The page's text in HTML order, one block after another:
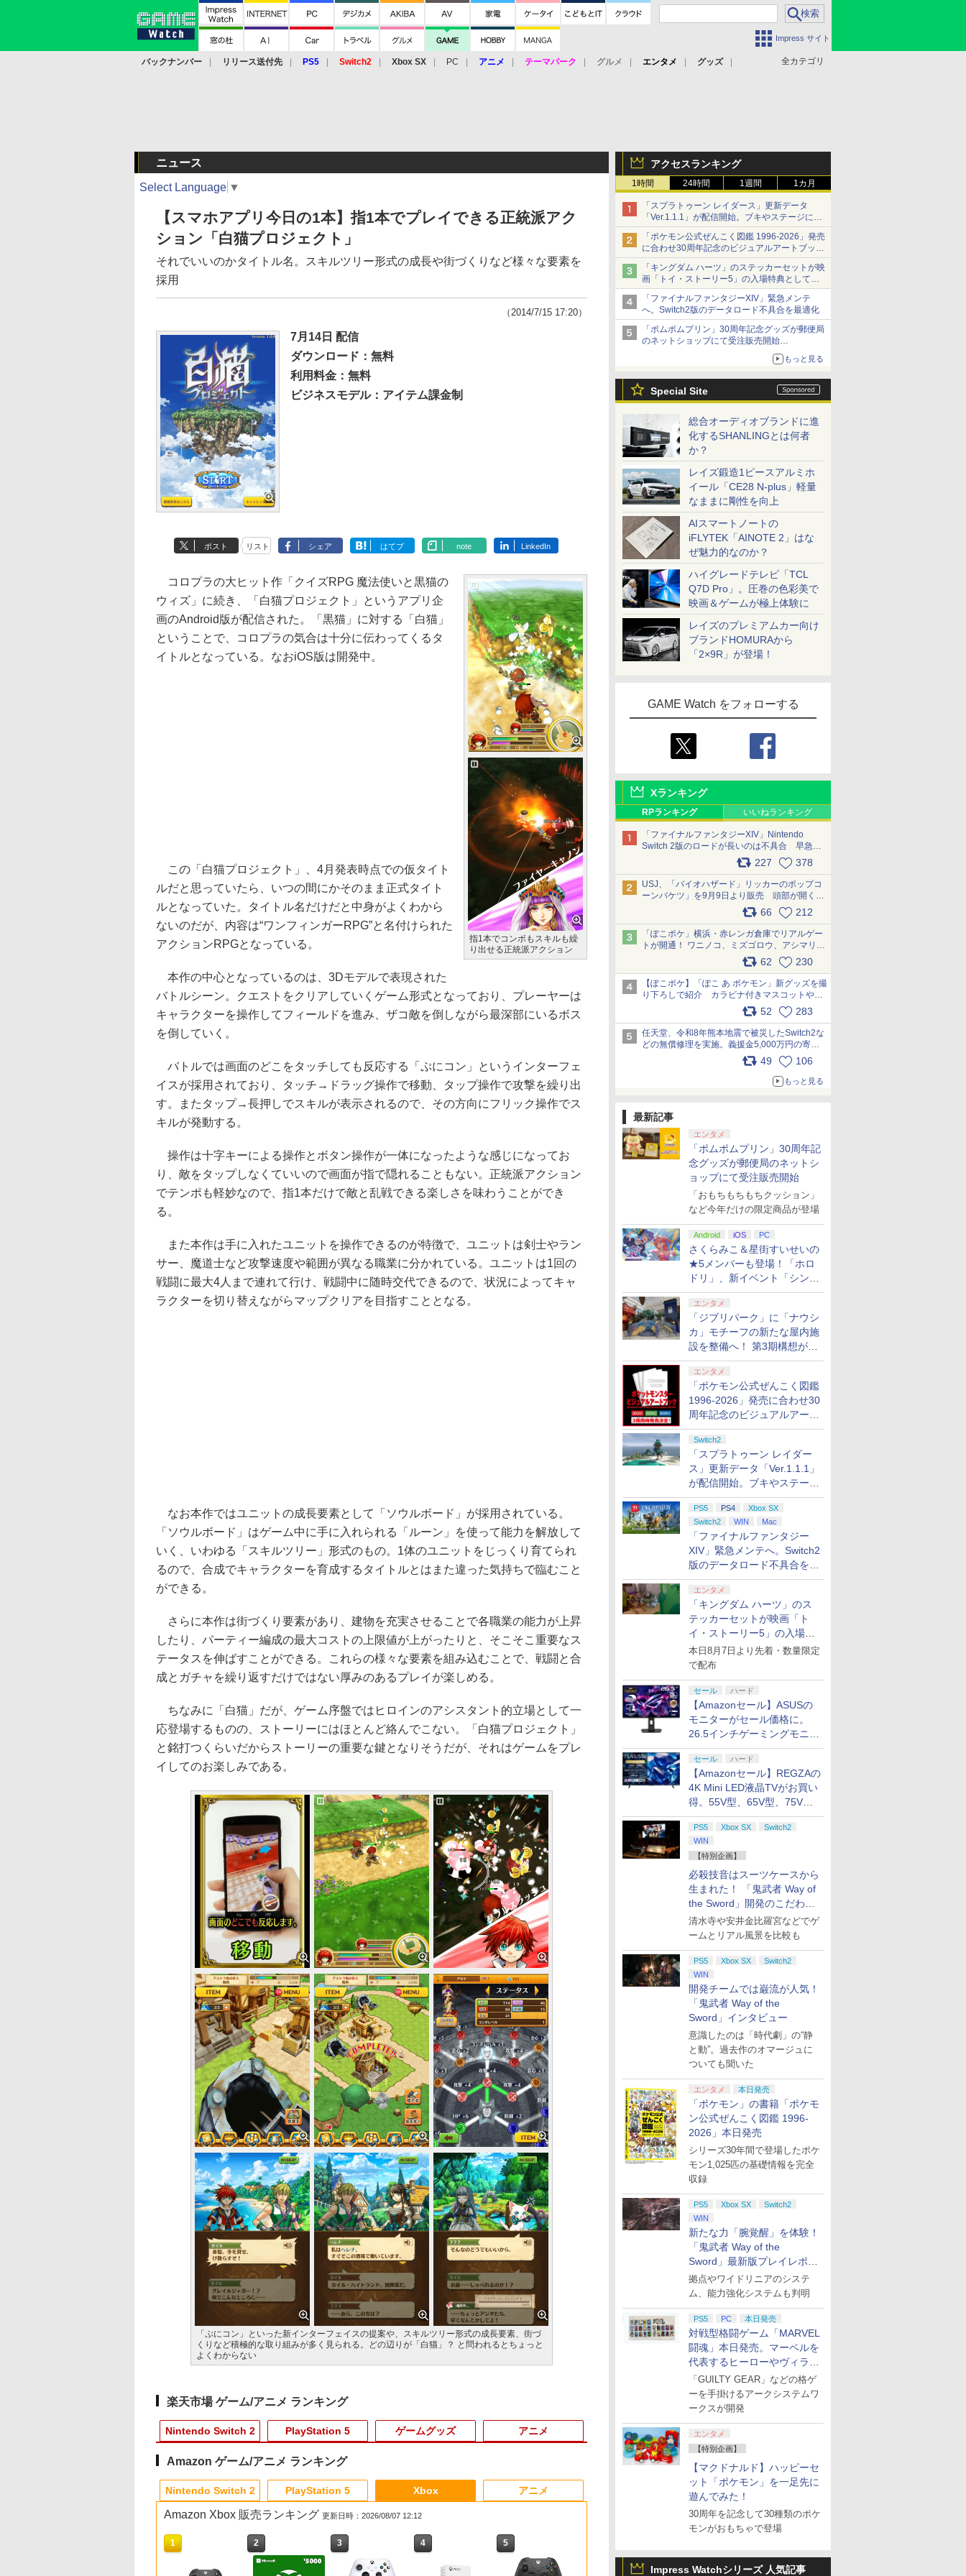
Impress サイト
全カテゴリ
バックナンバー リリース送付先 PS5 Switch2 Xbox SX PC アニメ テーマパーク グルメ エンタメ
グッズ
アクセスランキング
1時間 24時間 1週間 1カ月
「スプラトゥーン レイダース」更新データ
「Ver.1.1.1」が配信開始。ブキやステージに関
する不具合を修正
「ポケモン公式ぜんこく図鑑 1996-2026」発売
に合わせ30周年記念のビジュアルアートブック
3冊同時発売が決定
「キングダム ハーツ」のステッカーセットが映
画「トイ・ストーリー5」の入場特典として配
布決定！
本日8月7日より先着・数量限定で配布
「ファイナルファンタジーXIV」緊急メンテ
へ。Switch2版のデータロード不具合を最適化
「ポムポムプリン」30周年記念グッズが郵便局
のネットショップにて受注販売開始
「おもちもちもちクッション」など今年だけの
もっと見る
Special Site
総合オーディオブランドに進
化するSHANLINGとは何者
か？
レイズ鍛造1ピースアルミホ
イール「CE28 N-plus」軽量
なままに剛性を向上
AIスマートノートの
iFLYTEK「AINOTE 2」はな
ぜ魅力的なのか？
ハイグレードテレビ「TCL
Q7D Pro」。圧巻の色彩美で
映画＆ゲームが極上体験に
レイズのプレミアムカー向け
ブランドHOMURAから
「2×9R」が登場！
GAME Watch をフォローする
Xランキング
RPランキング いいねランキング
「ファイナルファンタジーXIV」Nintendo
Switch 2版のロードが長いのは不具合 早急に
アップデートできるよう対応中227 378
USJ、「バイオハザード」リッカーのポップコ
ーンバケツ」を9月9日より販売 頭部が開く仕
組み。味は恐怖を堪のう「味噌フレーバー」
66 212
「ぽこポケ」横浜・赤レンガ倉庫でリアルゲー
トが開通！ ワニノコ、ミズゴロウ、アシマリ登
場シーンをレポート pic.x.com/LDgEByVl6D
62 230
【ぽこポケ】「ぽこ あ ポケモン」新グッズを撮
り下ろしで紹介 カラビナ付きマスコットやス
52 283
任天堂、令和8年熊本地震で被災したSwitch2な
どの無償修理を実施。義援金5,000万円の寄付
も発表 pic.x.com/BAYsMfUfUC
49 106
もっと見る
最新記事
エンタメ
「ポムポムプリン」30周年記
念グッズが郵便局のネットシ
ョップにて受注販売開始
「おもちもちもちクッション」
など今年だけの限定商品が登場
Android iOS PC
さくらみこ＆星街すいせいの
★5メンバーも登場！「ホロ
ドリ」、新イベント「シンク
ロする夏のスパークル」がス
タート
エンタメ
「ジブリパーク」に「ナウシ
カ」モチーフの新たな屋内施
設を整備へ！ 第3期構想が公
開
エンタメ
「ポケモン公式ぜんこく図鑑
1996-2026」発売に合わせ30
周年記念のビジュアルアート
ブック3冊同時発売が決定
Switch2
「スプラトゥーン レイダー
ス」更新データ「Ver.1.1.1」
が配信開始。ブキやステージ
に関する不具合を修正
PS5 PS4
Xbox SX
Switch2
WIN Mac
「ファイナルファンタジー
XIV」緊急メンテへ。Switch2
版のデータロード不具合を最
適化
エンタメ
「キングダム ハーツ」のス
テッカーセットが映画「ト
イ・ストーリー5」の入場特
典として配布決定！
本日8月7日より先着・数量限定
で配布
セール ハード
【Amazonセール】ASUSの
モニターがセール価格に。
26.5インチゲーミングモニタ
ー「ROG Strix OLED
XG27ACDMS」限定モデルも
お買い得
セール ハード
【Amazonセール】REGZAの
4K Mini LED液晶TVがお買い
得。55V型、65V型、75V型
の2026年モデルがラインナ
ップ
PS5 Xbox SX
Switch2
WIN
【特別企画】
必殺技音はスーツケースから
生まれた！ 「鬼武者 Way of
the Sword」開発のこだわり
を目撃！
清水寺や安井金比羅宮などでゲ
ームとリアル風景を比較も
PS5 Xbox SX
Switch2
WIN
開発チームでは巌流が人気！
「鬼武者 Way of the
Sword」インタビュー
意識したのは「時代劇」の“静
と動”。過去作のオマージュに
ついても聞いた
エンタメ 本日発売
「ポケモン」の書籍「ポケモ
ン公式ぜんこく図鑑 1996-
2026」本日発売
シリーズ30年間で登場したポケ
モン1,025匹の基礎情報を完全
収録
PS5 Xbox SX
Switch2
WIN
新たな力「腕覚醒」を体験！
「鬼武者 Way of the
Sword」最新版プレイレポー
ト
拠点やワイドリニアのシステ
ム、能力強化システムも判明
PS5 PC 本日発売
対戦型格闘ゲーム「MARVEL
闘魂」本日発売。マーベルを
代表するヒーローやヴィラン
たちが登場
「GUILTY GEAR」などの格ゲ
ーを手掛けるアークシステムワ
ークスが開発
エンタメ
【特別企画】
【マクドナルド】ハッピーセ
ット「ポケモン」を一足先に
遊んでみた！
30周年を記念して30種類のポケ
モンがおもちゃで登場
Impress Watchシリーズ 人気記事
ニュース
Select Language ▼
【スマホアプリ今日の1本】指1本でプレイできる正統派アク
ション「白猫プロジェクト」
それでいいのかタイトル名。スキルツリー形式の成長や街づくりなど様々な要素を
採用
（2014/7/15 17:20）
7月14日 配信
ダウンロード：無料
利用料金：無料
ビジネスモデル：アイテム課金制
ポスト リスト シェア はてブ note LinkedIn
指1本でコンボもスキルも繰
り出せる正統派アクション
コロプラの大ヒット作「クイズRPG 魔法使いと黒猫の
ウィズ」に続き、「白猫プロジェクト」というアプリ企
画のAndroid版が配信された。「黒猫」に対する「白猫」
ということで、コロプラの気合は十分に伝わってくるタ
イトルとなっている。なおiOS版は開発中。
この「白猫プロジェクト」、4月発表時点での仮タイト
ルだと思っていたら、いつの間にかそのまま正式タイト
ルとなっていた。タイトル名だけだと中身がよくわから
ないのだが、内容は“ワンフィンガーRPG”と名付けられた
アクションRPGとなっている。
本作の中心となっているのは、3Dモデルで表現された
バトルシーン。クエストをクリアしていくゲーム形式となっており、プレーヤーは
キャラクターを操作してフィールドを進み、ザコ敵を倒しながら最深部にいるボス
を倒していく。
バトルでは画面のどこをタッチしても反応する「ぷにコン」というインターフェ
イスが採用されており、タッチ→ドラッグ操作で移動、タップ操作で攻撃を繰り出
す。またタップ→長押しでスキルが表示されるので、その方向にフリック操作でス
キルが発動する。
操作は十字キーによる操作とボタン操作が一体になったような感じになってお
り、敵をタップしなくていいので画面が指で隠れることもない。正統派アクション
でテンポも軽妙なので、指1本だけで敵と乱戦できる楽しさを味わうことができ
る。
また本作は手に入れたユニットを操作できるのが特徴で、ユニットは剣士やラン
サー、魔道士など攻撃速度や範囲が異なる職業に分かれている。ユニットは1回の
戦闘に最大4人まで連れて行け、戦闘中に随時交代できるので、状況によってキャ
ラクターを切り替えながらマップクリアを目指すこととなる。
なお本作ではユニットの成長要素として「ソウルボード」が採用されている。
「ソウルボード」はゲーム中に手に入れられる「ルーン」を使って能力を解放して
いく、いわゆる「スキルツリー」形式のもの。1体のユニットをじっくり育てられ
るので、合成でキャラクターを育成するタイトルとはまた違った気持ちで臨むこと
ができる。
さらに本作は街づくり要素があり、建物を充実させることで各職業の能力が上昇
したり、パーティー編成の最大コストの上限値が上がったりと、そこそこ重要なス
テータスを伸ばすことができる。これらの様々な要素を組み込むことで、戦闘と合
成とガチャを繰り返すだけではない厚みのあるプレイが楽しめる。
ちなみに「白猫」だが、ゲーム序盤ではヒロインのアシスタント的立場として一
応登場するものの、ストーリーにはほとんど絡んでこない。「白猫プロジェクト」
と銘打つくらいだからストーリーの重要な鍵となりそうだが、それはゲームをプレ
イしてのお楽しみである。
「ぷにコン」といった新インターフェイスの提案や、スキルツリー形式の成長要素、街づ
くりなど積極的な取り組みが多く見られる。どの辺りが「白猫」？ と問われるとちょっと
よくわからない
楽天市場 ゲーム/アニメ ランキング
Nintendo Switch 2
1 2 3 5 8
PlayStation 5
1 2 3 5 8
ゲームグッズ
1 2 3 5 8
アニメ
1 2 3 5 8
Amazon ゲーム/アニメ ランキング
Nintendo Switch 2
1 2 3 4 5
PlayStation 5
1 2 3 4 5
Xbox
Amazon Xbox 販売ランキング 更新日時：2026/08/07 12:12
1 2 3 4 5
アニメ